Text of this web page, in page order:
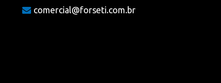
comercial@forseti.com.br